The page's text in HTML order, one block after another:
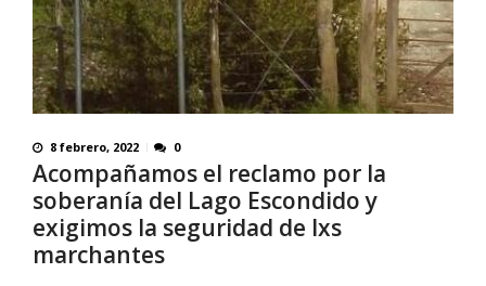
8 febrero, 2022 0
Acompañamos el reclamo por la
soberanía del Lago Escondido y
exigimos la seguridad de lxs
marchantes